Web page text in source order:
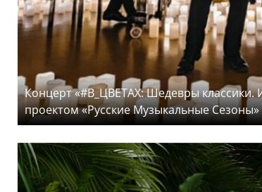
Концерт «#В_ЦВЕТАХ: Шедевры классики.
проектом «Русские Музыкальные Сезоны»